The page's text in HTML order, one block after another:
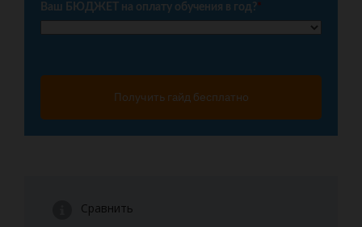
Ваш БЮДЖЕТ на оплату обучения в год?*
Получить гайд бесплатно
Сравнить